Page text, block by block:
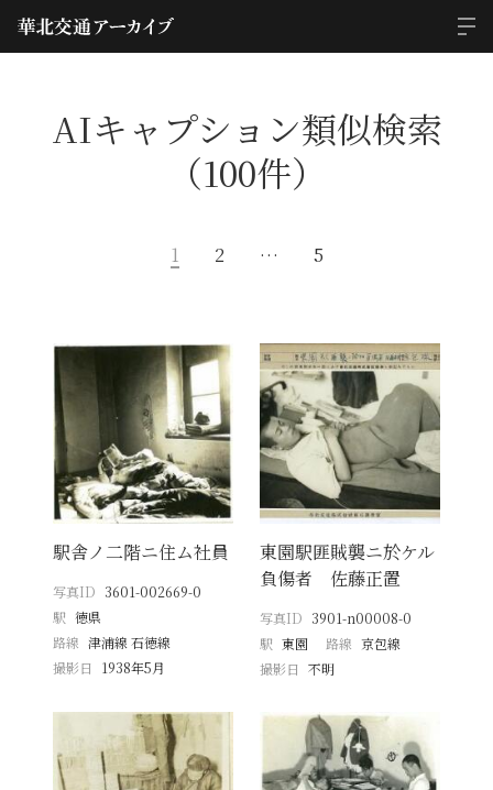
AIキャプション類似検索
（100件）
1 2 … 5
駅舎ノ二階ニ住ム社員
写真ID 3601-002669-0
駅 徳県
路線 津浦線 石徳線
撮影日
1938年5月
東園駅匪賊襲ニ於ケル
負傷者 佐藤正置
写真ID 3901-n00008-0
駅 東園 路線 京包線
撮影日 不明